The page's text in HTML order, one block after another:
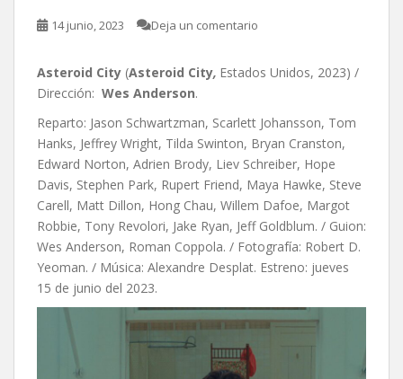
14 junio, 2023 Deja un comentario
Asteroid City (Asteroid City, Estados Unidos, 2023) /
Dirección: Wes Anderson.
Reparto: Jason Schwartzman, Scarlett Johansson, Tom
Hanks, Jeffrey Wright, Tilda Swinton, Bryan Cranston,
Edward Norton, Adrien Brody, Liev Schreiber, Hope
Davis, Stephen Park, Rupert Friend, Maya Hawke, Steve
Carell, Matt Dillon, Hong Chau, Willem Dafoe, Margot
Robbie, Tony Revolori, Jake Ryan, Jeff Goldblum. / Guion:
Wes Anderson, Roman Coppola. / Fotografía: Robert D.
Yeoman. / Música: Alexandre Desplat. Estreno: jueves
15 de junio del 2023.